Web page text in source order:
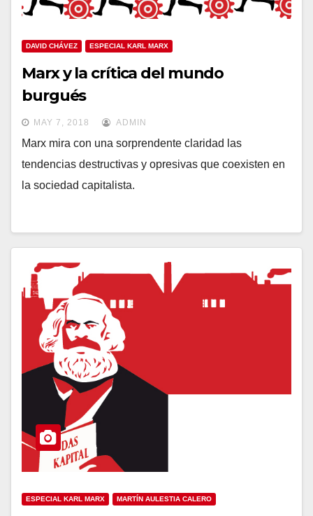
DAVID CHÁVEZ ESPECIAL KARL MARX
Marx y la crítica del mundo
burgués
MAY 7, 2018 ADMIN
Marx mira con una sorprendente claridad las
tendencias destructivas y opresivas que coexisten en
la sociedad capitalista.
ESPECIAL KARL MARX MARTÍN AULESTIA CALERO